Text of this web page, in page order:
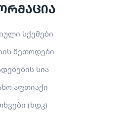
სქემები
მეთოდები
სია
აფთიაქი
(ხდკ)